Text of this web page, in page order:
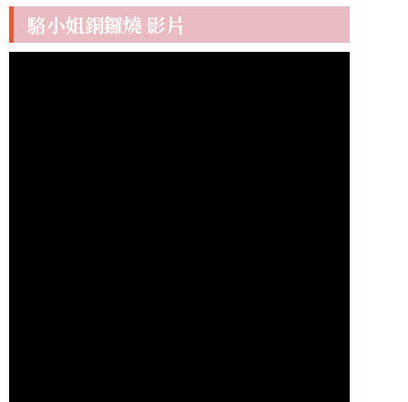
駱小姐銅鑼燒 影片